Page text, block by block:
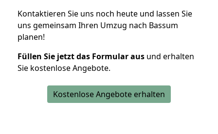
Kontaktieren Sie uns noch heute und lassen Sie
uns gemeinsam Ihren Umzug nach Bassum
planen!
Füllen Sie jetzt das Formular aus und erhalten
Sie kostenlose Angebote.
Kostenlose Angebote erhalten